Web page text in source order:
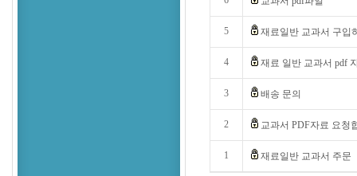
5 재료일반 교과서 구입
4 재료 일반 교과서 pdf
3 배송 문의
2 교과서 PDF자료 요청
1 재료일반 교과서 주문